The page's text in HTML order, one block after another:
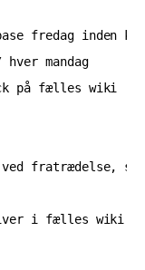
fredag inden
mandag
på fælles wiki
ved fratrædelse,